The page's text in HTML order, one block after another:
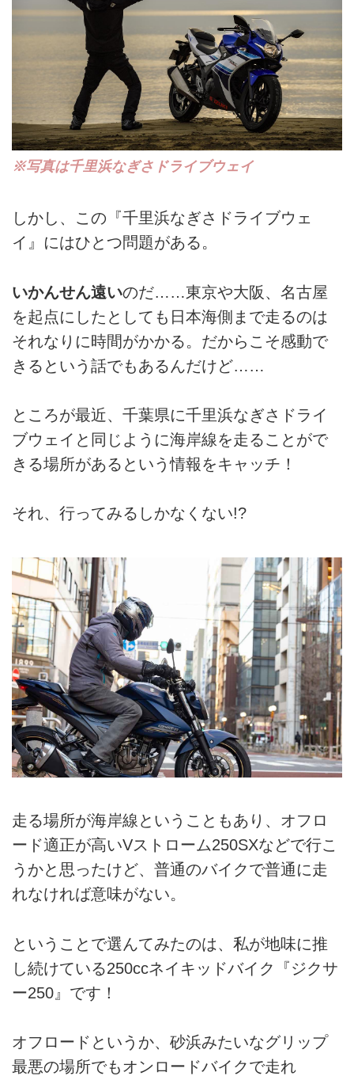
※写真は千里浜なぎさドライブウェイ
しかし、この『千里浜なぎさドライブウェ
イ』にはひとつ問題がある。
いかんせん遠いのだ……東京や大阪、名古屋
を起点にしたとしても日本海側まで走るのは
それなりに時間がかかる。だからこそ感動で
きるという話でもあるんだけど……
ところが最近、千葉県に千里浜なぎさドライ
ブウェイと同じように海岸線を走ることがで
きる場所があるという情報をキャッチ！
それ、行ってみるしかなくない!?
走る場所が海岸線ということもあり、オフロ
ード適正が高いVストローム250SXなどで行こ
うかと思ったけど、普通のバイクで普通に走
れなければ意味がない。
ということで選んてみたのは、私が地味に推
し続けている250ccネイキッドバイク『ジクサ
ー250』です！
オフロードというか、砂浜みたいなグリップ
最悪の場所でもオンロードバイクで走れ